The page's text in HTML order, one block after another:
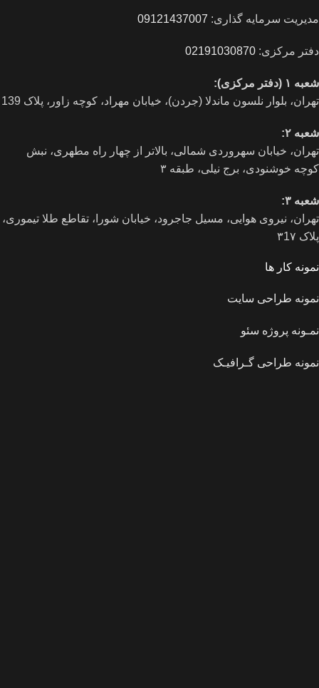
مدیریت سرمایه گذاری: 09121437007
دفتر مرکزی: 02191030870
شعبه ۱ (دفتر مرکزی):
تهران، بلوار نلسون ماندلا (جردن)، خیابان مهراد، کوچه زاور، پلاک 139
شعبه ۲:
تهران، خيابان سهروردی شمالی، بالاتر از چهار راه مطهری، نبش
کوچه خوشنودی، برج نیلی، طبقه ۳
شعبه ۳:
تهران، نیروی هوایی، مسیل جاجرود، خیابان شورا، تقاطع طلا تیموری،
پلاک ۳1۷
نمونه کار ها
نمونه طراحی سایت
نمـونه پروژه سئو
نمونه طراحی گـرافیـک